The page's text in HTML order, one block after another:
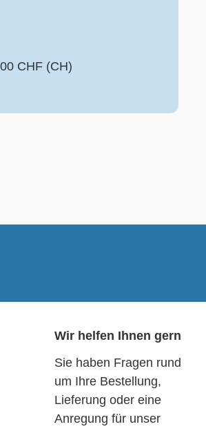
CHF (CH)
Wir helfen Ihnen gern
Sie haben Fragen rund
um Ihre Bestellung,
Lieferung oder eine
Anregung für unser